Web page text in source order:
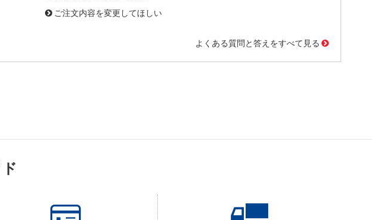
ご注文内容を変更してほしい
よくある質問と答えをすべて見る